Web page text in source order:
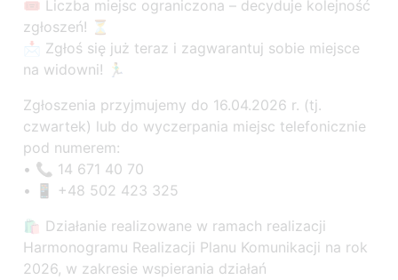
🎟 Liczba miejsc ograniczona – decyduje kolejność
zgłoszeń! ⏳
📩 Zgłoś się już teraz i zagwarantuj sobie miejsce
na widowni! 🏃‍♂️
Zgłoszenia przyjmujemy do 16.04.2026 r. (tj.
czwartek) lub do wyczerpania miejsc telefonicznie
pod numerem:
• 📞 14 671 40 70
• 📱 +48 502 423 325
🛍 Działanie realizowane w ramach realizacji
Harmonogramu Realizacji Planu Komunikacji na rok
2026, w zakresie wspierania działań